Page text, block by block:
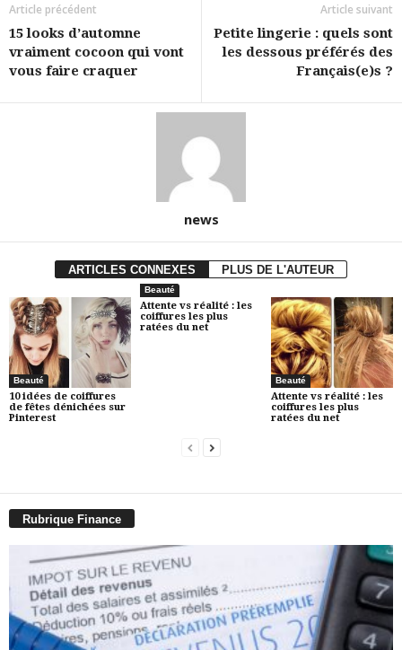
Article précédent
15 looks d’automne
vraiment cocoon qui vont
vous faire craquer
Article suivant
Petite lingerie : quels sont
les dessous préférés des
Français(e)s ?
news
ARTICLES CONNEXES PLUS DE L'AUTEUR
Beauté
10 idées de coiffures
de fêtes dénichées sur
Pinterest
Beauté
Attente vs réalité : les
coiffures les plus
ratées du net
Beauté
Attente vs réalité : les
coiffures les plus
ratées du net
Rubrique Finance